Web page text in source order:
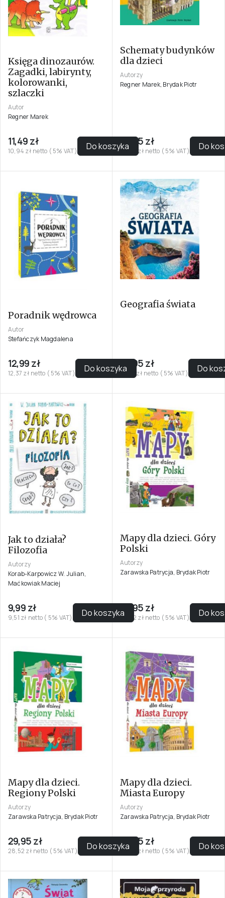
Księga dinozaurów.
Zagadki, labirynty,
kolorowanki,
szlaczki
Autor
Regner Marek
11,49 zł
10,94 zł netto ( 5% VAT) Do koszyka
Schematy budynków
dla dzieci
Autorzy
Regner Marek, Brydak Piotr
29,95 zł
28,52 zł netto ( 5% VAT) Do
Poradnik wędrowca
Autor
Stefańczyk Magdalena
12,99 zł
12,37 zł netto ( 5% VAT) Do koszyka
Geografia świata
99,95 zł
95,19 zł netto ( 5% VAT) Do
Jak to działa?
Filozofia
Autorzy
Korab-Karpowicz W. Julian,
Maćkowiak Maciej
9,99 zł
9,51 zł netto ( 5% VAT) Do koszyka
Mapy dla dzieci. Góry
Polski
Autorzy
Zarawska Patrycja, Brydak Piotr
29,95 zł
28,52 zł netto ( 5% VAT) Do
Mapy dla dzieci.
Regiony Polski
Autorzy
Zarawska Patrycja, Brydak Piotr
29,95 zł
28,52 zł netto ( 5% VAT) Do koszyka
Mapy dla dzieci.
Miasta Europy
Autorzy
Zarawska Patrycja, Brydak Piotr
29,95 zł
28,52 zł netto ( 5% VAT) Do